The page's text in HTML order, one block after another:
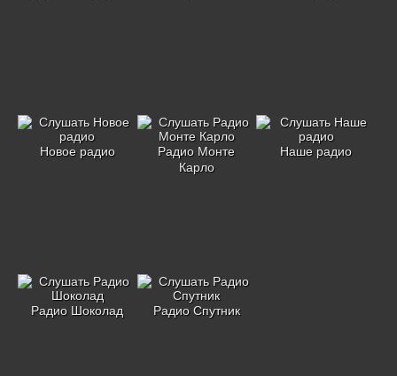
Новое радио
Радио Монте
Карло
Наше радио
Радио Шоколад Радио Спутник